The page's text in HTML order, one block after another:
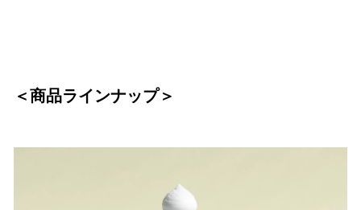
＜商品ラインナップ＞